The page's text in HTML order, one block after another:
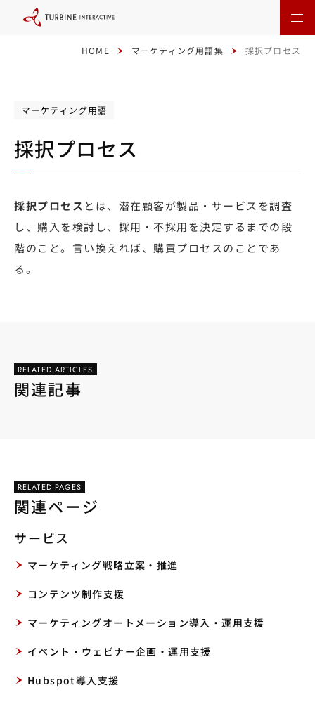
HOME マーケティング用語集 採択プロセス
マーケティング用語
採択プロセス
採択プロセス とは、潜在顧客が製品・サービスを調査
し、購入を検討し、採用・不採用を決定するまでの段
階のこと。言い換えれば、購買プロセスのことであ
る。
RELATED ARTICLES
関連記事
RELATED PAGES
関連ページ
サービス
マーケティング戦略立案・推進
コンテンツ制作支援
マーケティングオートメーション導入・運用支援
イベント・ウェビナー企画・運用支援
Hubspot導入支援